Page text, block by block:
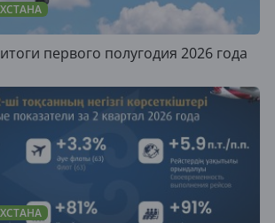
первого полугодия 2026 года